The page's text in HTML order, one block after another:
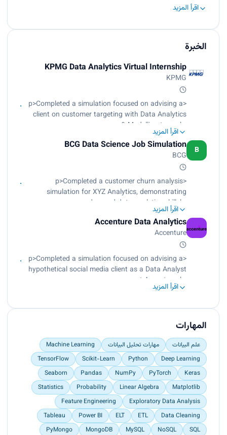
اقرأ المزيد
الخبرة
KPMG Data Analytics Virtual Internship
KPMG
<p>Completed a simulation focused on advising a
client on customer targeting with Data Analytics
& Modelling team<br>
Assessed data quality and completeness in
preparation for analysis<br>
Analyzed data to target high-value
customers<br>
Developed dashboards to communicate findings
with visuals</p>
اقرأ المزيد
B
BCG Data Science Job Simulation
BCG
<p>Completed a customer churn analysis
simulation for XYZ Analytics, demonstrating
advanced data analytics skill<br>
Identified essential client data and outlined a
strategic investigation approach<br>
Conducted efficient data analysis using Python,
including Pandas and NumPy<br>
Used data visualization techniques for insightful
trend analysis<br>
Completed the engineering and optimization of a
random forest model achieving an 85% accuracy
Completed a concise executive summary for the
Associate Director, delivering actionable insights
for informed decision-making</p>
اقرأ المزيد
Accenture Data Analytics
Accenture
<p>Completed a simulation focused on advising a
hypothetical social media client as a Data Analyst
at Accenture<br>
Cleaned and analyzed 7 datasets to uncover
Prepared video presentation to inform strategic
decisions</p>
اقرأ المزيد
المهارات
علم البيانات مهارات تحليل البيانات
Machine Learning
Deep Learning
Python
Scikit-Learn
TensorFlow
Keras
PyTorch
NumPy
Pandas
Seaborn
Matplotlib
Linear Algebra
Probability
Statistics
Exploratory Data Analysis
Feature Engineering
Data Cleaning
ETL
ELT
Power BI
Tableau
SQL
NoSQL
MySQL
MongoDB
PyMongo